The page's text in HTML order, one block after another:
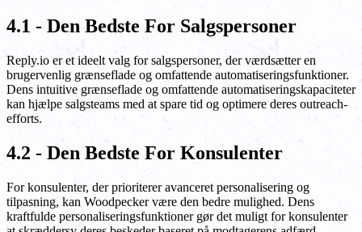
4.1 - Den Bedste For Salgspersoner
Reply.io er et ideelt valg for salgspersoner, der værdsætter en
brugervenlig grænseflade og omfattende automatiseringsfunktioner.
Dens intuitive grænseflade og omfattende automatiseringskapaciteter
kan hjælpe salgsteams med at spare tid og optimere deres outreach-
efforts.
4.2 - Den Bedste For Konsulenter
For konsulenter, der prioriterer avanceret personalisering og
tilpasning, kan Woodpecker være den bedre mulighed. Dens
kraftfulde personaliseringsfunktioner gør det muligt for konsulenter